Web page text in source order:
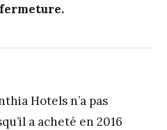
Hotels n’a pas
a acheté en 2016